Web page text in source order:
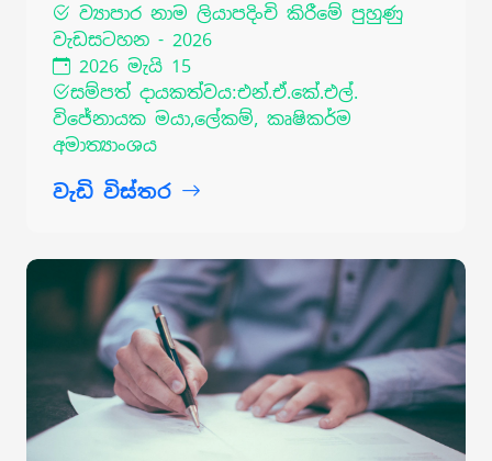
ව්‍යාපාර නාම ලියාපදිංචි කිරීමේ පුහුණු
වැඩසටහන - 2026
2026 මැයි 15
සම්පත් දායකත්වය:එන්.ඒ.කේ.එල්.
විජේනායක මයා,ලේකම්, කෘෂිකර්ම
අමාත්‍යාංශය
වැඩි විස්තර